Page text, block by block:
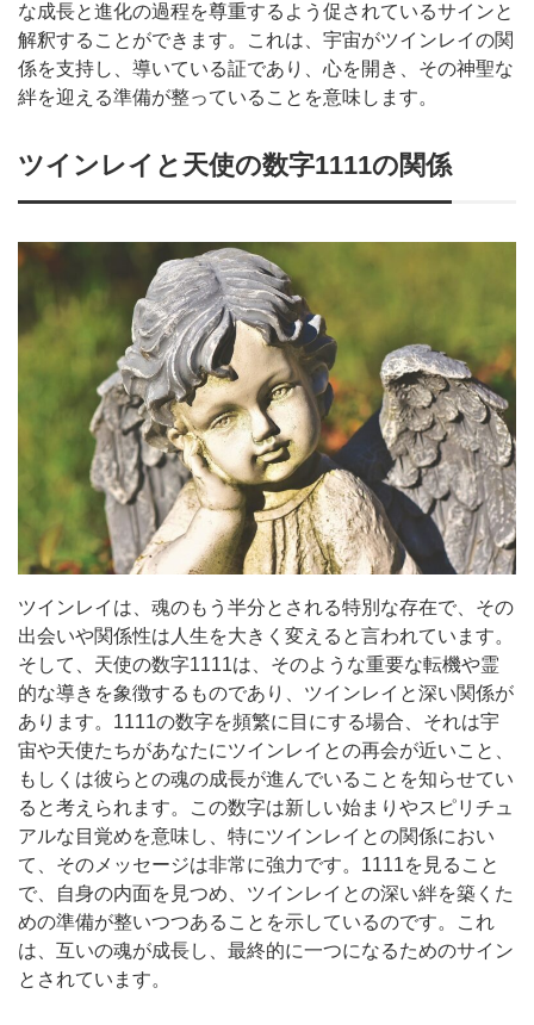
な成長と進化の過程を尊重するよう促されているサインと
解釈することができます。これは、宇宙がツインレイの関
係を支持し、導いている証であり、心を開き、その神聖な
絆を迎える準備が整っていることを意味します。
ツインレイと天使の数字1111の関係
ツインレイは、魂のもう半分とされる特別な存在で、その
出会いや関係性は人生を大きく変えると言われています。
そして、天使の数字1111は、そのような重要な転機や霊
的な導きを象徴するものであり、ツインレイと深い関係が
あります。1111の数字を頻繁に目にする場合、それは宇
宙や天使たちがあなたにツインレイとの再会が近いこと、
もしくは彼らとの魂の成長が進んでいることを知らせてい
ると考えられます。この数字は新しい始まりやスピリチュ
アルな目覚めを意味し、特にツインレイとの関係におい
て、そのメッセージは非常に強力です。1111を見ること
で、自身の内面を見つめ、ツインレイとの深い絆を築くた
めの準備が整いつつあることを示しているのです。これ
は、互いの魂が成長し、最終的に一つになるためのサイン
とされています。